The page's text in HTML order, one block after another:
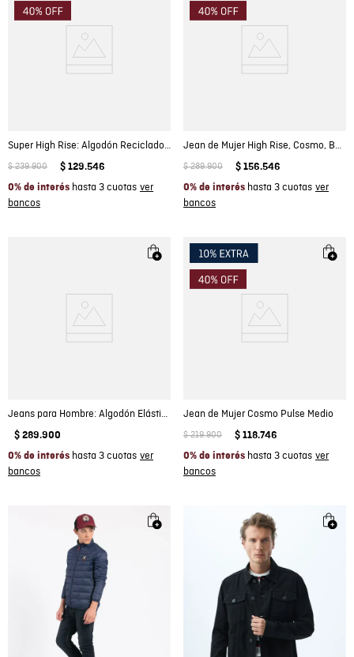
Super High Rise: Algodón Reciclado Femenino
$ 239.900 $ 129.546
0% de interés hasta 3 cuotas
Jean de Mujer High Rise, Cosmo, Bota Skinny - Negro Mate
$ 289.900 $ 156.546
0% de interés hasta 3 cuotas
Jeans para Hombre: Algodón Elástico 99/1
$ 289.900
0% de interés hasta 3 cuotas
Jean de Mujer Cosmo Pulse Medio
$ 219.900 $ 118.746
0% de interés hasta 3 cuotas